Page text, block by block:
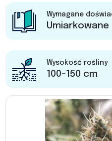
Wymagane
Umiarkowane
Wysokość rośliny
100-150 cm